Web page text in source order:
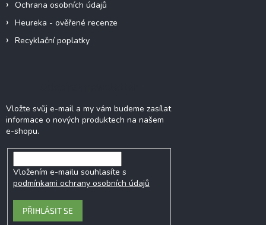
Ochrana osobních údajů
Heureka - ověřené recenze
Recyklační poplatky
Vložte svůj e-mail a my vám budeme zasílat
informace o nových produktech na našem
e-shopu.
Vložením e-mailu souhlasíte s
podmínkami ochrany osobních údajů
PŘIHLÁSIT SE